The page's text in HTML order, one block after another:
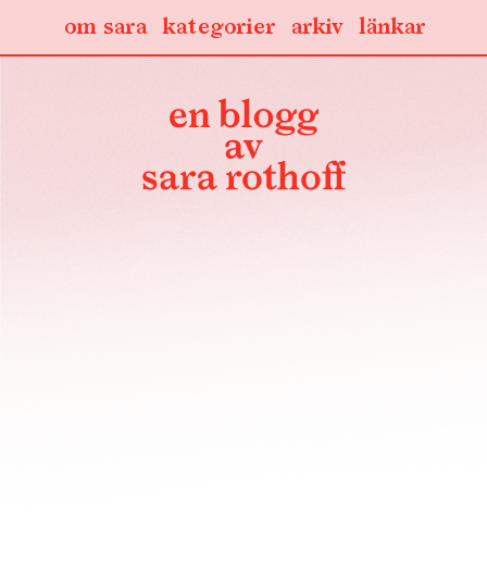
länkar
arkiv
kategorier
om sara